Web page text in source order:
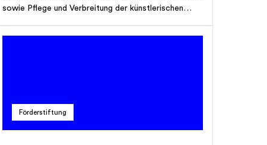
sowie Pflege und Verbreitung der künstlerischen
vornehmlich im Zusammenhang mit der Liegenschaft
Förderstiftung